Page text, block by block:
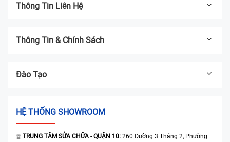
Thông Tin Liên Hệ
Thông Tin & Chính Sách
Đào Tạo
HỆ THỐNG SHOWROOM
TRUNG TÂM SỬA CHỮA - QUẬN 10: 260 Đường 3 Tháng 2, Phường